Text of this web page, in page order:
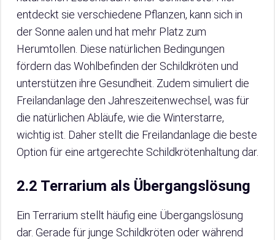
entdeckt sie verschiedene Pflanzen, kann sich in
der Sonne aalen und hat mehr Platz zum
Herumtollen. Diese natürlichen Bedingungen
fördern das Wohlbefinden der Schildkröten und
unterstützen ihre Gesundheit. Zudem simuliert die
Freilandanlage den Jahreszeitenwechsel, was für
die natürlichen Abläufe, wie die Winterstarre,
wichtig ist. Daher stellt die Freilandanlage die beste
Option für eine artgerechte Schildkrötenhaltung dar.
2.2 Terrarium als Übergangslösung
Ein Terrarium stellt häufig eine Übergangslösung
dar. Gerade für junge Schildkröten oder während